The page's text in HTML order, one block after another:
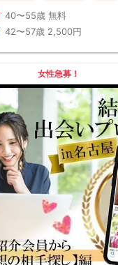
40〜55歳 無料
42〜57歳 2,500円
女性急募！